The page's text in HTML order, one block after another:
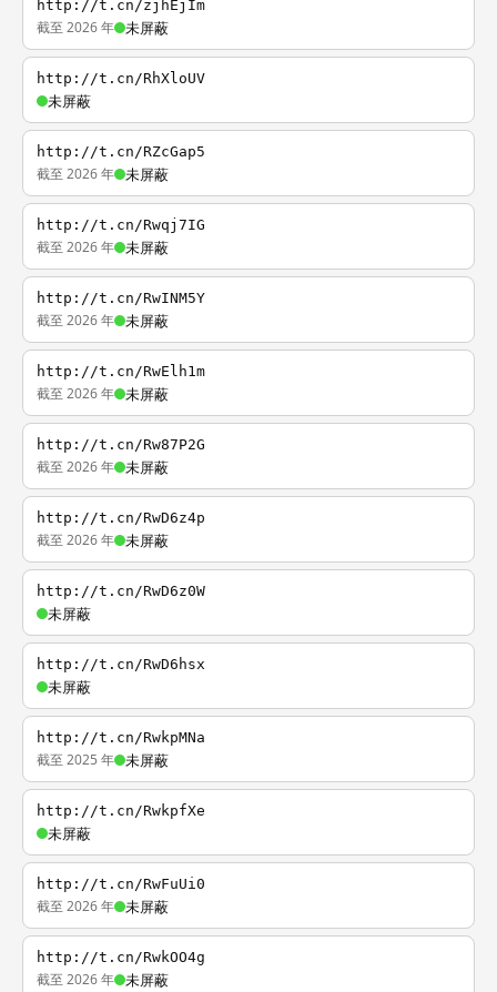
http://t.cn/zjhEjIm
截至 2026 年 未屏蔽
http://t.cn/RhXloUV
未屏蔽
http://t.cn/RZcGap5
截至 2026 年 未屏蔽
http://t.cn/Rwqj7IG
截至 2026 年 未屏蔽
http://t.cn/RwINM5Y
截至 2026 年 未屏蔽
http://t.cn/RwElh1m
截至 2026 年 未屏蔽
http://t.cn/Rw87P2G
截至 2026 年 未屏蔽
http://t.cn/RwD6z4p
截至 2026 年 未屏蔽
http://t.cn/RwD6z0W
未屏蔽
http://t.cn/RwD6hsx
未屏蔽
http://t.cn/RwkpMNa
截至 2025 年 未屏蔽
http://t.cn/RwkpfXe
未屏蔽
http://t.cn/RwFuUi0
截至 2026 年 未屏蔽
http://t.cn/RwkOO4g
截至 2026 年 未屏蔽